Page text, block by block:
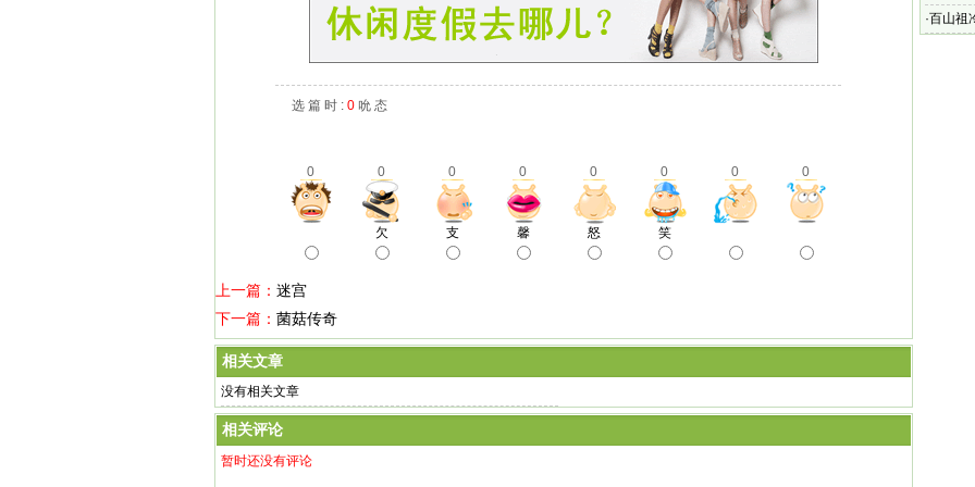
选 篇 时 : 0 吮 态
0 0 0 0 0 0 0 0
欠 支 馨 怒 笑
上一篇： 迷宫
下一篇： 菌菇传奇
相关文章
没有相关文章
相关评论
暂时还没有评论
·百山祖